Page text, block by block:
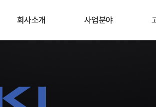
회사소개 사업분야